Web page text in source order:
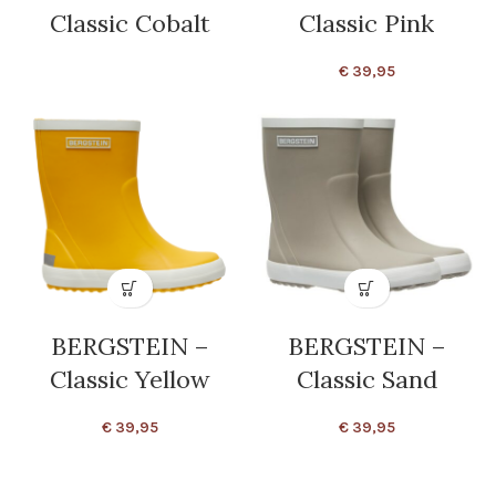
Classic Cobalt
Classic Pink
€39,95
BERGSTEIN –
Classic Yellow
€39,95
BERGSTEIN –
Classic Sand
€39,95